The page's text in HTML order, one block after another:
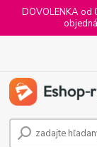
DOVOLENKA